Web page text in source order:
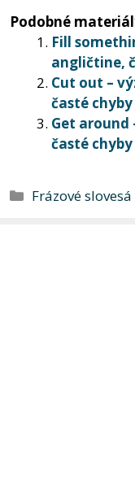
Podobné
Fill
angličtine,
Cut out –
časté chyby
Get around
časté chyby
Kategórie
Frázové slovesá